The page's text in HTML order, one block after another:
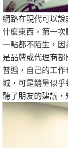
網路在現代可以
什麼東西，第一
一點都不陌生，
是品牌或代理商
普遍，自己的工
城，可是銷量似
聽了朋友的建議